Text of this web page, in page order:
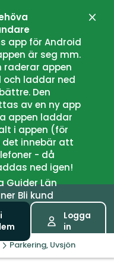
app för Android
är seg mm.
raderar appen
och laddar ned
Den
av en ny app
appen laddar
i appen (för
innebär att
- då
ned igen!
GuiderLän
Bli kund
Logga
in
Parkering, Uvsjön